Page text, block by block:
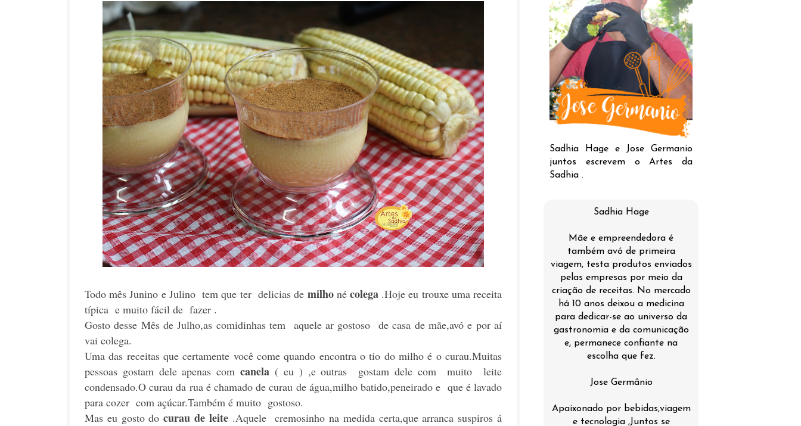
Todo mês Junino e Julino tem que ter delicias de milhoné colega.Hoje eu trouxe uma receita
típica e muito fácil de fazer .
Gosto desse Mês de Julho,as comidinhas tem aquele ar gostoso de casa de mãe,avó e por aí
vai colega.
Uma das receitas que certamente você come quando encontra o tio do milho é o curau.Muitas
pessoas gostam dele apenas comcanela ( eu ) ,e outras gostam dele com muito leite
condensado.O curau da rua é chamado de curau de água,milho batido,peneirado e que é lavado
para cozer com açúcar.Também é muito gostoso.
Mas eu gosto docurau de leite .Aquele cremosinho na medida certa,que arranca suspiros á
Sadhia Hage e Jose Germanio
juntos escrevem o Artes da
Sadhia .
Sadhia Hage
Mãe e empreendedora é
também avó de primeira
viagem, testa produtos enviados
pelas empresas por meio da
criação de receitas. No mercado
há 10 anos deixou a medicina
para dedicar-se ao universo da
gastronomia e da comunicação
e, permanece confiante na
escolha que fez.
Jose Germânio
Apaixonado por bebidas,viagem
e tecnologia ,Juntos se